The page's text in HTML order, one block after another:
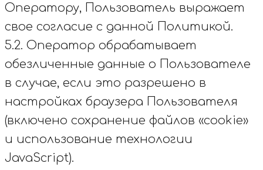
Оператору, Пользователь выражает
свое согласие с данной Политикой.
5.2. Оператор обрабатывает
обезличенные данные о Пользователе
в случае, если это разрешено в
настройках браузера Пользователя
(включено сохранение файлов «cookie»
и использование технологии
JavaScript).